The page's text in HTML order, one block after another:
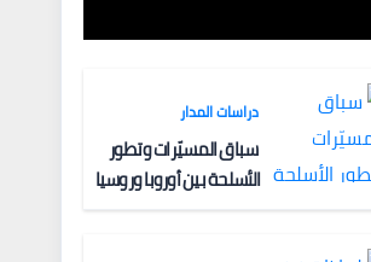
الفكرية وآليات
التعبئة دراسات المدار
سباق المسيّرات وتطور
الأسلحة بين أوروبا وروسيا